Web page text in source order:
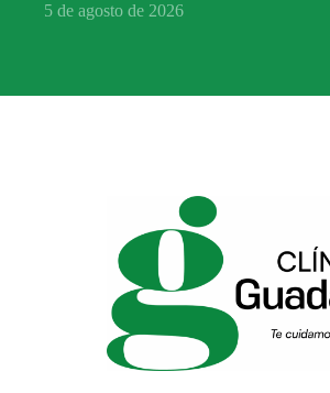
5 de agosto de 2026